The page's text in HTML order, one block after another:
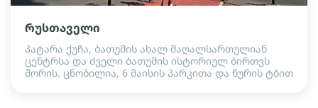
რუსთაველი
პატარა ქუჩა, ბათუმის ახალ მაღალსართულიან
ცენტრსა და ძველი ბათუმის ისტორიულ ბირთვს
შორის. ცნობილია, 6 მაისის პარკითა და ნურის ტბით